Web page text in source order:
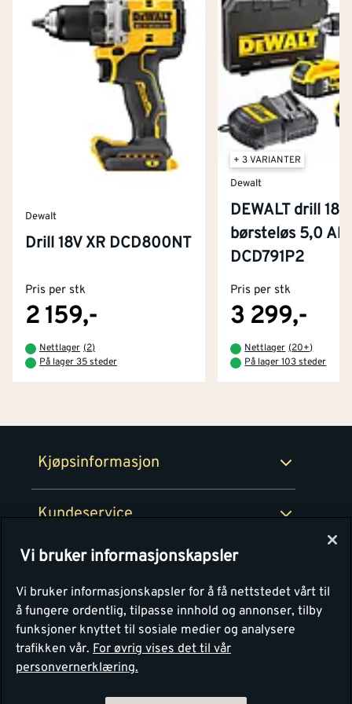
Dewalt
Drill 18V XR DCD800NT
Pris per stk
2 159,-
Nettlager (2)
På lager 35 steder
+ 3 VARIANTER
Dewalt
DEWALT drill 18
børsteløs 5,0 Ah
DCD791P2
Pris per stk
3 299,-
Nettlager (20+)
På lager 103 steder
Kjøpsinformasjon
Kjøpsbetingelser
Retur- og angrerettsskjema
Kundeservice
Tjenester
Montér Klubb
Montér
Byggevarehus og åpningstider
Prismatch
Personvern
Vi bruker informasjonskapsler
Vi bruker informasjonskapsler for å få nettstedet vårt til
å fungere ordentlig, tilpasse innhold og annonser, tilby
funksjoner knyttet til sosiale medier og analysere
trafikken vår. For øvrig vises det til vår
personvernerklæring.